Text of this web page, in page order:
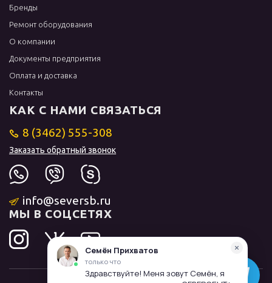
Бренды
Ремонт оборудования
О компании
Документы предприятия
Оплата и доставка
Контакты
КАК С НАМИ СВЯЗАТЬСЯ
8 (3462) 555-308
Заказать обратный звонок
info@seversb.ru
МЫ В СОЦСЕТЯХ